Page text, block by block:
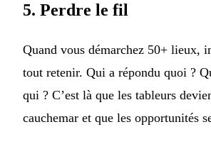
5. Perdre le fil
Quand vous démarchez 50+ lieux,
tout retenir. Qui a répondu quoi ?
qui ? C’est là que les tableurs
cauchemar et que les opportunités